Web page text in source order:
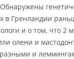
в Гренландии
и о том, что 2
олени и
и